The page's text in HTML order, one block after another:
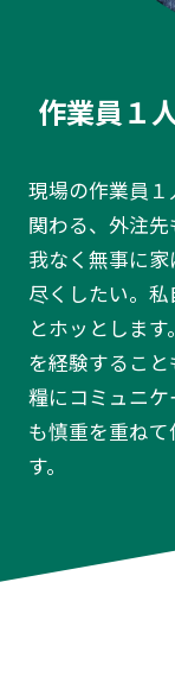
作業員１
現場の作業員
関わる、外注
我なく無事に
尽くしたい。
とホッとします
を経験するこ
糧にコミュニ
も慎重を重ね
す。